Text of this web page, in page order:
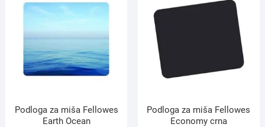
Podloga za miša Fellowes
Earth Ocean
Podloga za miša Fellowes
Economy crna